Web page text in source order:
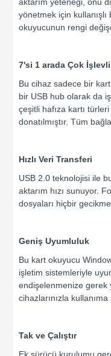
aktarım yeteneği, onu
yönetmek için
okuyucunun rengi
7'si 1 arada Çok İşlevli
Bu cihaz sadece bir
bir USB hub olarak da
çeşitli hafıza kartı
donatılmıştır. Tüm
Hızlı Veri Transferi
USB 2.0 teknolojisi ile
aktarım hızı sunuyor.
dosyaları hiçbir
Geniş Uyumluluk
Bu kart okuyucu
işletim sistemleriyle
endişelenmenize gerek
cihazlarınızla kullanıma
Tak ve Çalıştır